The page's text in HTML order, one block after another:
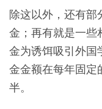
除这以外，还有部
金；再有就是一些
金为诱饵吸引外国
金金额在每年固定
半。